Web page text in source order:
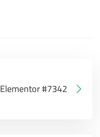
Elementor #7342